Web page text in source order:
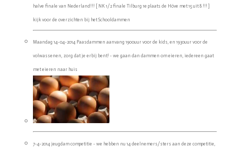
halve finale van Nederland!!! [ NK 1/2 finale Tilburg 1e plaats de Höve met 15 uit 8 !!! ]
kijk voor de overzichten bij het Schooldammen
Maandag 14-04-2014 Paasdammen aanvang 1900uur voor de kids, en 1930uur voor de
volwassenen, zorg dat je erbij bent! - we gaan dan dammen om eieren, iedereen gaat
met eieren naar huis
7-4-2014 jeugdam competitie - we hebben nu 14 deelnemers/sters aan deze competitie,